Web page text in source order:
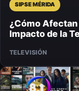
SIPSE MÉRIDA
¿Cómo
Impacto de la
TELEVISIÓN